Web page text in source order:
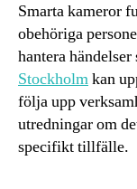
Smarta kameror
obehöriga
hantera
Stockholmkan
följa upp
utredningar om
specifikt tillfälle.